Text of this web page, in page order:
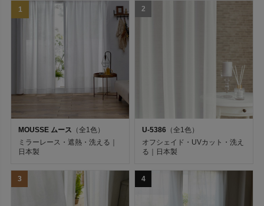
1
MOUSSE ムース （全1色）
ミラーレース・遮熱・洗える｜
日本製
2
U-5386 （全1色）
オフシェイド・UVカット・洗え
る｜日本製
3 4